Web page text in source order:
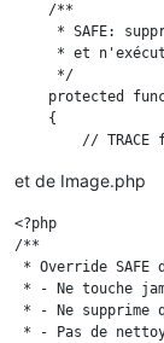
    /**
* SAFE:
* et
     */
protected
    {
// TRACE
return
        }
// OK :
et de Image.php
<?php
/**
* Override
* - Ne touche
* - Ne supprime
* - Pas de